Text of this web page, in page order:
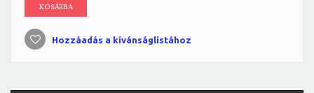
KOSÁRBA
Hozzáadás a kívánságlistához